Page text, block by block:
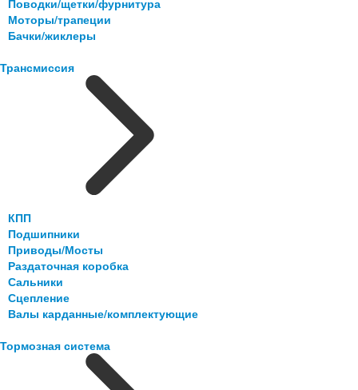
Поводки/щетки/фурнитура
Моторы/трапеции
Бачки/жиклеры
Трансмиссия
КПП
Подшипники
Приводы/Мосты
Раздаточная коробка
Сальники
Сцепление
Валы карданные/комплектующие
Тормозная система